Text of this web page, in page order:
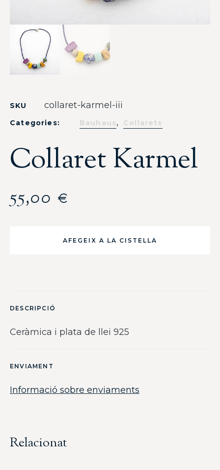
SKU collaret-karmel-iii
Categories: Bauhaus, Collarets
Collaret Karmel
55,00 €
AFEGEIX A LA CISTELLA
DESCRIPCIÓ
Ceràmica i plata de llei 925
ENVIAMENT
Informació sobre enviaments
Relacionat